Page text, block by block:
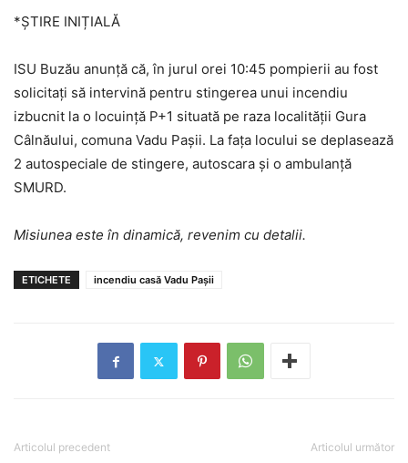
*ȘTIRE INIȚIALĂ
ISU Buzău anunță că, în jurul orei 10:45 pompierii au fost
solicitați să intervină pentru stingerea unui incendiu
izbucnit la o locuință P+1 situată pe raza localității Gura
Câlnăului, comuna Vadu Pașii. La fața locului se deplasează
2 autospeciale de stingere, autoscara și o ambulanță
SMURD.
Misiunea este în dinamică, revenim cu detalii.
ETICHETE incendiu casă Vadu Pașii
Articolul precedent Articolul următor